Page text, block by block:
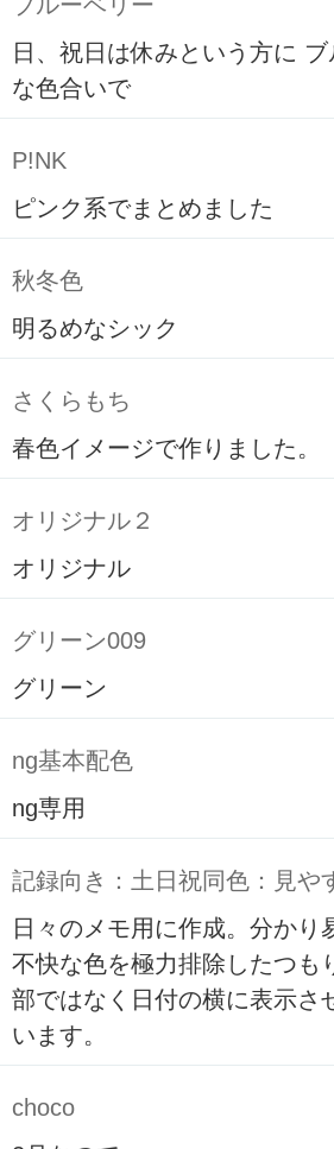
日、祝日は休みという方に
な色合いで
P!NK
ピンク系でまとめました
秋冬色
明るめなシック
さくらもち
春色イメージで作りました。
オリジナル２
オリジナル
グリーン009
グリーン
ng基本配色
ng専用
記録向き：土日祝同色：見や
日々のメモ用に作成。分かり
不快な色を極力排除したつも
部ではなく日付の横に表示さ
います。
choco